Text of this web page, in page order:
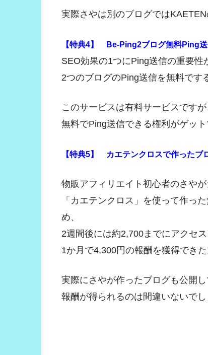
実際さやは別のブログでは
【特典4】 Be-Ping2ブログ無料Ping
SEO効果の1つにPing送信の重要性
2つのブログのPing送信を無料です
このサービスは有料サービスです
無料でPing送信できる権利がゲット
【特典5】 カエテンクロスで作ったブ
物販アフィリエイト初心者のさや
「カエテンクロス」を使って作っ
め、
2週間後には約2,700までにアクセ
1か月で4,300円の報酬を獲得でき
実際にさやが作ったブログも公開
報酬が得られるのは間違いないでし